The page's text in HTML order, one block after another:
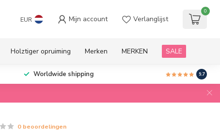
EUR Mijn account Verlanglijst
0
Holztiger opruiming Merken MERKEN SALE
Worldwide shipping 9.7
0 beoordelingen